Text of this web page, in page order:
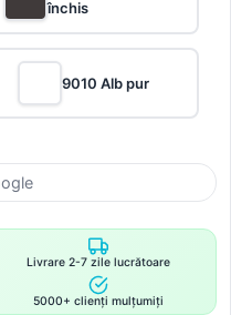
închis
9010 Alb pur
Livrare 2-7 zile lucrătoare
5000+ clienți mulțumiți